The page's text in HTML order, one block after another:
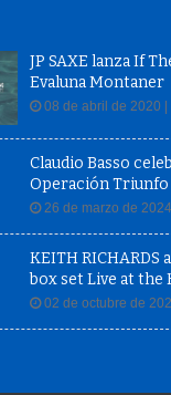
JP SAXE lanza If
Evaluna Montaner
08 de abril de 2020 |
Claudio Basso
Operación Triunfo
26 de marzo de
KEITH RICHARDS
box set Live at the
02 de octubre de